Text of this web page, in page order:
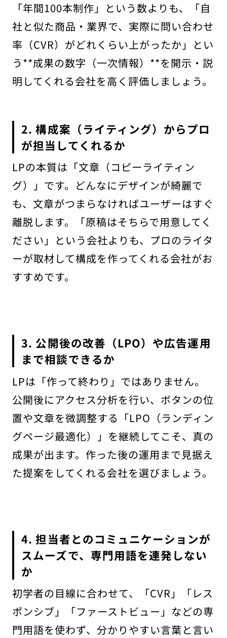
「年間100本制作」という数よりも、「自
社と似た商品・業界で、実際に問い合わせ
率（CVR）がどれくらい上がったか」とい
う**成果の数字（一次情報）**を開示・説
明してくれる会社を高く評価しましょう。
2. 構成案（ライティング）からプロ
が担当してくれるか
LPの本質は「文章（コピーライティン
グ）」です。どんなにデザインが綺麗で
も、文章がつまらなければユーザーはすぐ
離脱します。「原稿はそちらで用意してく
ださい」という会社よりも、プロのライタ
ーが取材して構成を作ってくれる会社がお
すすめです。
3. 公開後の改善（LPO）や広告運用
まで相談できるか
LPは「作って終わり」ではありません。
公開後にアクセス分析を行い、ボタンの位
置や文章を微調整する「LPO（ランディン
グページ最適化）」を継続してこそ、真の
成果が出ます。作った後の運用まで見据え
た提案をしてくれる会社を選びましょう。
4. 担当者とのコミュニケーションが
スムーズで、専門用語を連発しない
か
初学者の目線に合わせて、「CVR」「レス
ポンシブ」「ファーストビュー」などの専
門用語を使わず、分かりやすい言葉と言い